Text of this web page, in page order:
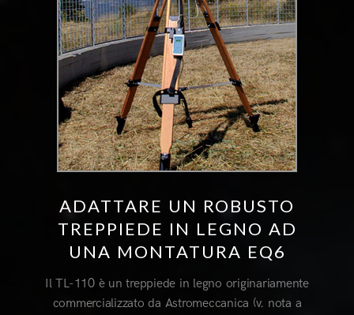
ADATTARE UN ROBUSTO
TREPPIEDE IN LEGNO AD
UNA MONTATURA EQ6
Il TL-110 è un treppiede in legno originariamente
commercializzato da Astromeccanica (v. nota a